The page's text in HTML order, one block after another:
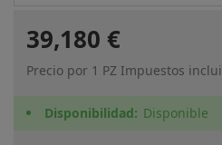
39,180 €
Precio por 1 PZ Impuestos
Disponibilidad Disponible